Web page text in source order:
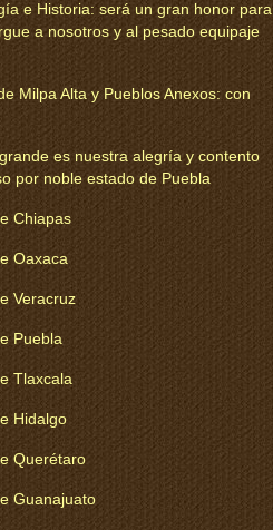
e Historia: será un gran honor para
a nosotros y al pesado equipaje
Milpa Alta y Pueblos Anexos: con
es nuestra alegría y contento
por noble estado de Puebla
Chiapas
Oaxaca
Veracruz
Puebla
Tlaxcala
Hidalgo
Querétaro
Guanajuato